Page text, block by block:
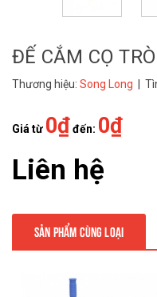
ĐẾ CẮM CỌ
Thương hiệu: Song Long |
Giá từ 0₫đến: 0₫
Liên hệ
SẢN PHẨM CÙNG LOẠI